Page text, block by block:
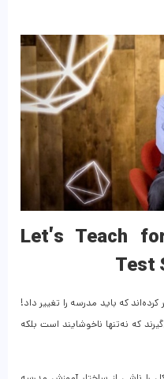
“Let’s Teach
Test
که باید مدرسه را تغییر داد!
که نه‌تنها ناخوشایند است بلکه